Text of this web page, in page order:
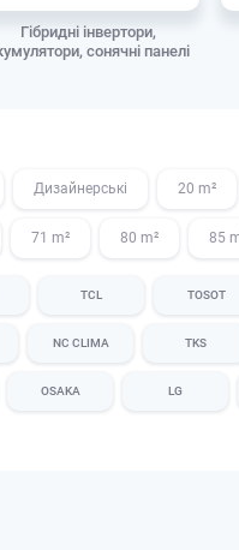
Гібридні інвертори,
сонячні панелі
Дизайнерські 20 m²
71 m² 80 m² 85
TCL TOSOT
NC CLIMA TKS
OSAKA LG